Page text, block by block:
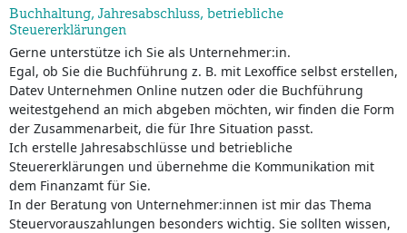
Buchhaltung, Jahresabschluss, betriebliche
Steuererklärungen
Gerne unterstütze ich Sie als Unternehmer:in.
Egal, ob Sie die Buchführung z. B. mit Lexoffice selbst erstellen,
Datev Unternehmen Online nutzen oder die Buchführung
weitestgehend an mich abgeben möchten, wir finden die Form
der Zusammenarbeit, die für Ihre Situation passt.
Ich erstelle Jahresabschlüsse und betriebliche
Steuererklärungen und übernehme die Kommunikation mit
dem Finanzamt für Sie.
In der Beratung von Unternehmer:innen ist mir das Thema
Steuervorauszahlungen besonders wichtig. Sie sollten wissen,